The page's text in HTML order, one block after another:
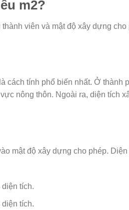
m2?
viên và mật độ xây dựng
tính phổ biến nhất. Ở thành
nông thôn. Ngoài ra, diện tích
mật độ xây dựng cho phép.
tích.
tích.